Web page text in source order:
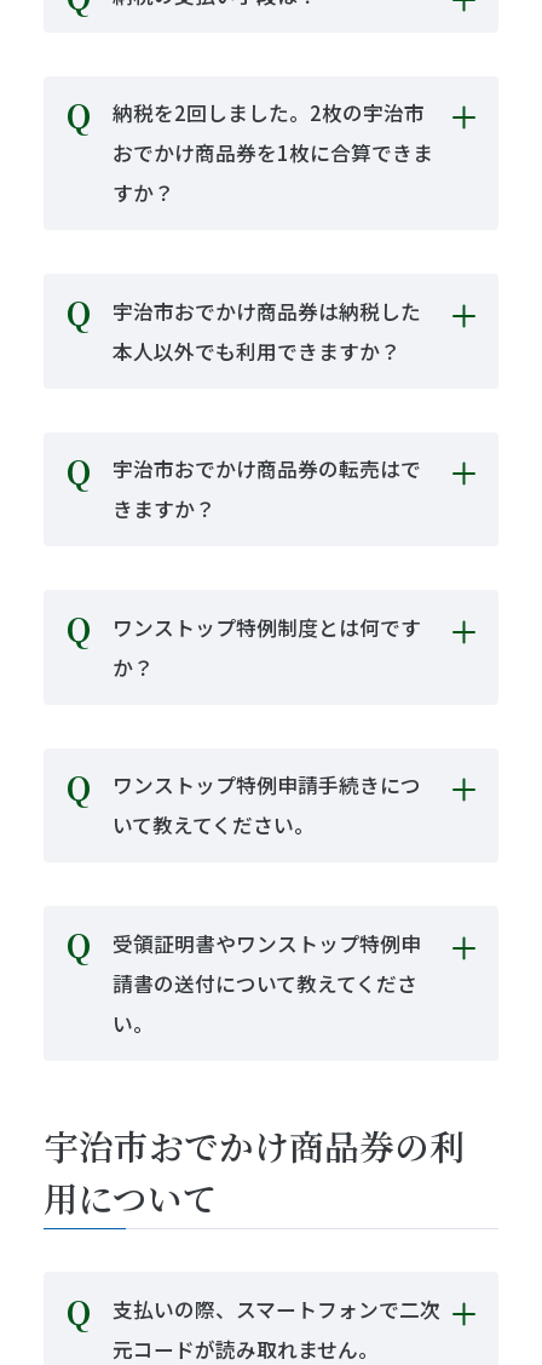
納税を2回しました。2枚の宇治市
おでかけ商品券を1枚に合算できま
すか？
宇治市おでかけ商品券は納税した
本人以外でも利用できますか？
宇治市おでかけ商品券の転売はで
きますか？
ワンストップ特例制度とは何です
か？
ワンストップ特例申請手続きにつ
いて教えてください。
受領証明書やワンストップ特例申
請書の送付について教えてくださ
い。
宇治市おでかけ商品券の利
用について
支払いの際、スマートフォンで二次
元コードが読み取れません。